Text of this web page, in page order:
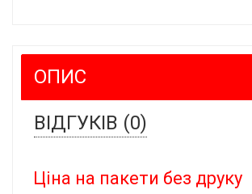
ОПИС
ВІДГУКІВ (0)
Ціна на пакети без друку